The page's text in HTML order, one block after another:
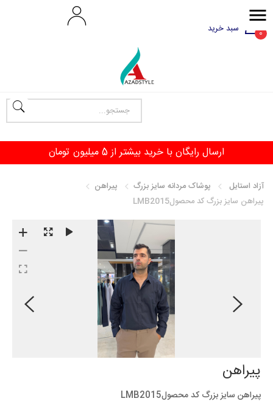
0 سبد خرید
آزاد استایل پوشاک مردانه سایز بزرگ
پیراهن
پیراهن سایز بزرگ کد محصولLMB2015
پیراهن
پیراهن سایز بزرگ کد محصولLMB2015